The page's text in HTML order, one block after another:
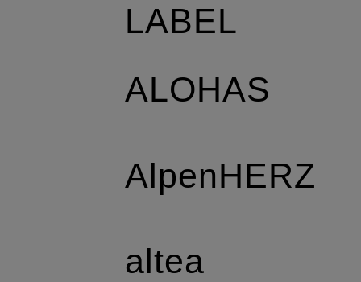
LABEL
ALOHAS
AlpenHERZ
altea